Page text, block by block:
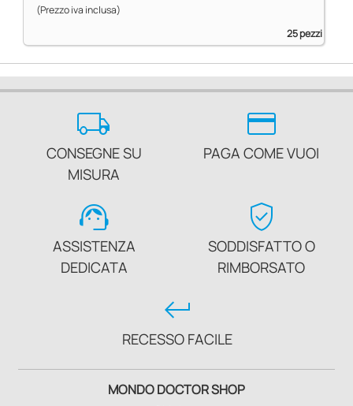
(Prezzo iva inclusa)
25 pezzi
local_shipping
CONSEGNE SU
MISURA
credit_card
PAGA COME VUOI
support_agent
ASSISTENZA
DEDICATA
verified_user
SODDISFATTO O
RIMBORSATO
keyboard_return
RECESSO FACILE
MONDO DOCTOR SHOP